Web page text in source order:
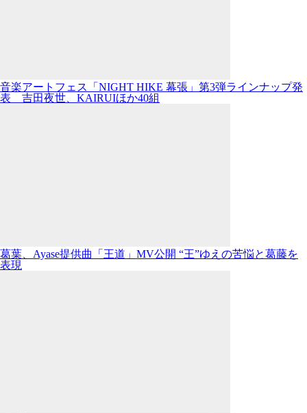
音楽アートフェス「NIGHT HIKE 幕張」第3弾ラインナップ発
表 吉田夜世、KAIRUIほか40組
葛葉、Ayase提供曲「王道」MV公開 “王”ゆえの苦悩と葛藤を
表現